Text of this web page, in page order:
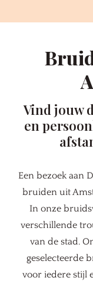
Vind jouw
en
Een bezoek aan
bruiden uit
In onze
verschillende
van de stad.
geselecteerde
voor iedere stijl